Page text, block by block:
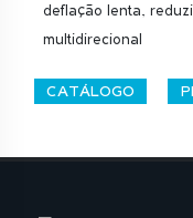
deflação lenta,
multidirecional
CATÁLOGO